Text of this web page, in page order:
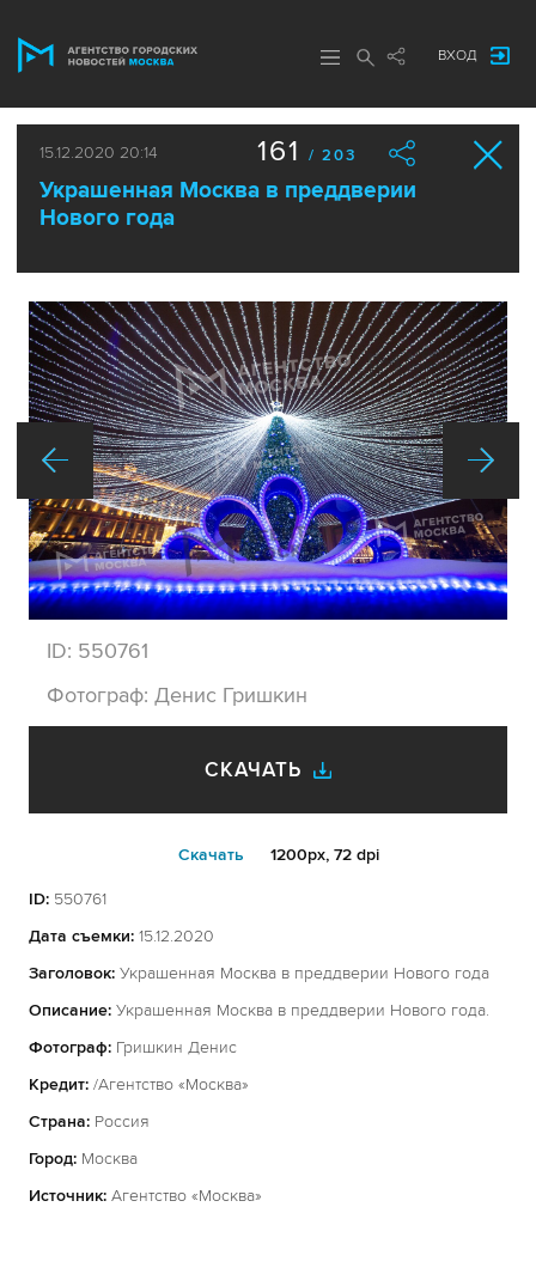
ВХОД
15.12.2020 20:14
Украшенная Москва в преддверии
Нового года
161 / 203
ID: 550761
Фотограф: Денис Гришкин
СКАЧАТЬ
Cкачать 1200px, 72 dpi
ID: 550761
Дата съемки: 15.12.2020
Заголовок: Украшенная Москва в преддверии Нового года
Описание: Украшенная Москва в преддверии Нового года.
Фотограф: Гришкин Денис
Кредит: /Агентство «Москва»
Страна: Россия
Город: Москва
Источник: Агентство «Москва»